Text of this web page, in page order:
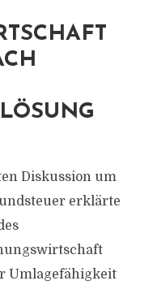
Diskussion um
erklärte
Umlagefähigkeit